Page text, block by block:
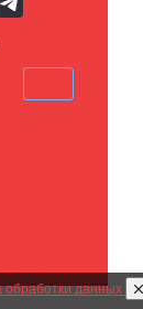
обработки данных